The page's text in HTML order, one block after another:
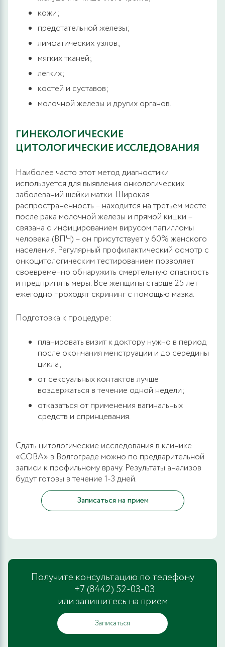
кожи;
предстательной железы;
лимфатических узлов;
мягких тканей;
легких;
костей и суставов;
молочной железы и других органов.
ГИНЕКОЛОГИЧЕСКИЕ
ЦИТОЛОГИЧЕСКИЕ ИССЛЕДОВАНИЯ
Наиболее часто этот метод диагностики
используется для выявления онкологических
заболеваний шейки матки. Широкая
распространенность – находится на третьем месте
после рака молочной железы и прямой кишки –
связана с инфицированием вирусом папилломы
человека (ВПЧ) – он присутствует у 60% женского
населения. Регулярный профилактический осмотр с
онкоцитологическим тестированием позволяет
своевременно обнаружить смертельную опасность
и предпринять меры. Все женщины старше 25 лет
ежегодно проходят скрининг с помощью мазка.
Подготовка к процедуре:
планировать визит к доктору нужно в период
после окончания менструации и до середины
цикла;
от сексуальных контактов лучше
воздержаться в течение одной недели;
отказаться от применения вагинальных
средств и спринцевания.
Сдать цитологические исследования в клинике
«СОВА» в Волгограде можно по предварительной
записи к профильному врачу. Результаты анализов
будут готовы в течение 1-3 дней.
Записаться на прием
Получите консультацию по телефону
+7 (8442) 52-03-03
или запишитесь на прием
Записаться